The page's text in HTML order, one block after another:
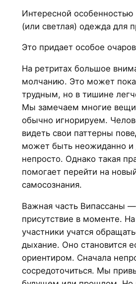
Интересной особенностью
(или светлая) одежда для
Это придает особое
На ретритах большое
молчанию. Это может
трудным, но в тишине
Мы замечаем многие
обычно игнорируем.
видеть свои паттерны
может быть неожиданно и
непросто. Однако такая
помогает перейти на
самосознания.
Важная часть Випассаны
присутствие в моменте. На
участники учатся
дыхание. Оно становится
ориентиром. Сначала
сосредоточиться. Мы